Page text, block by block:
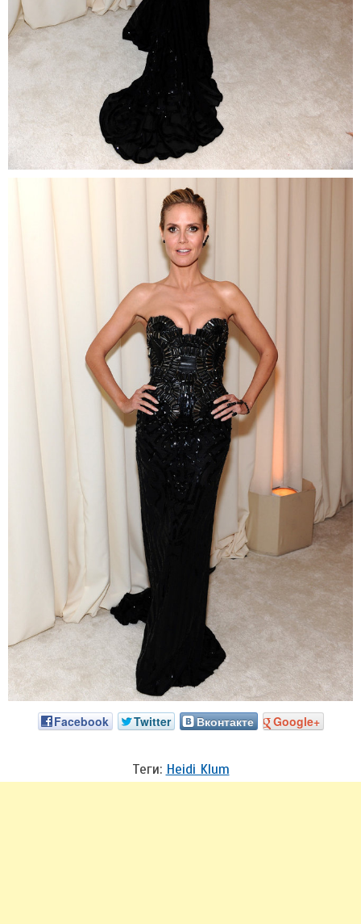
Facebook Twitter Вконтакте Google+
Теги: Heidi Klum